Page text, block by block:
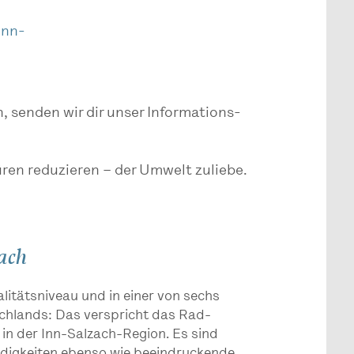
senden wir dir unser Informations-
reduzieren – der Umwelt zuliebe.
und in einer von sechs
Das verspricht das Rad-
der Inn-Salzach-Region. Es sind